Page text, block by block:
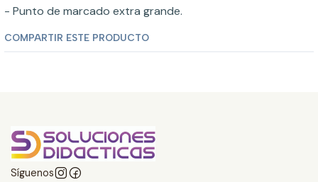
- Punto de marcado extra grande.
COMPARTIR ESTE PRODUCTO
Síguenos